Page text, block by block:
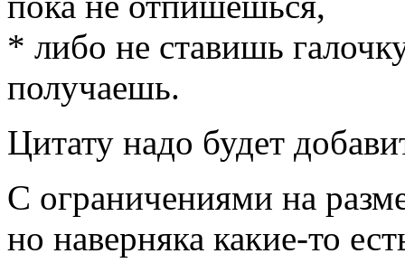
* либо не ставишь
получаешь.
Цитату надо будет
С ограничениями на
но наверняка какие-то